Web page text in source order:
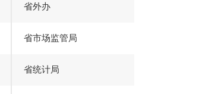
省外办
省市场监管局
省统计局